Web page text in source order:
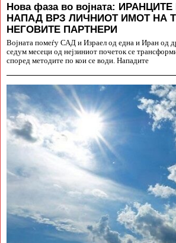
Нова фаза во војната:
НАПАД ВРЗ ЛИЧНИОТ ИМОТ НА
НЕГОВИТЕ ПАРТНЕРИ
Војната помеѓу САД и Израел од една и Иран од
седум месеци од нејзиниот почеток се
според методите по кои се води. Нападите